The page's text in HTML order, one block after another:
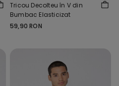
Tricou Decolteu în V din
Bumbac Elasticizat
59,90 RON